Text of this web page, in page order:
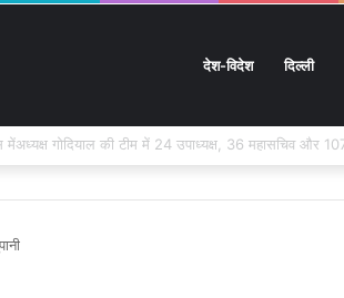
देश-विदेश दिल्ली
के हस्तशिल्प को मिलेगा बड़ा बढ़ावा